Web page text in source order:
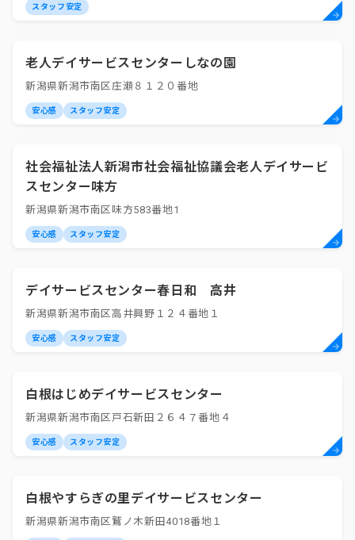
スタッフ安定
老人デイサービスセンターしなの園
新潟県新潟市南区庄瀬８１２０番地
安心感 スタッフ安定
社会福祉法人新潟市社会福祉協議会老人デイサービ
スセンター味方
新潟県新潟市南区味方583番地1
安心感 スタッフ安定
デイサービスセンター春日和 高井
新潟県新潟市南区高井興野１２４番地１
安心感 スタッフ安定
白根はじめデイサービスセンター
新潟県新潟市南区戸石新田２６４７番地４
安心感 スタッフ安定
白根やすらぎの里デイサービスセンター
新潟県新潟市南区鷲ノ木新田4018番地１